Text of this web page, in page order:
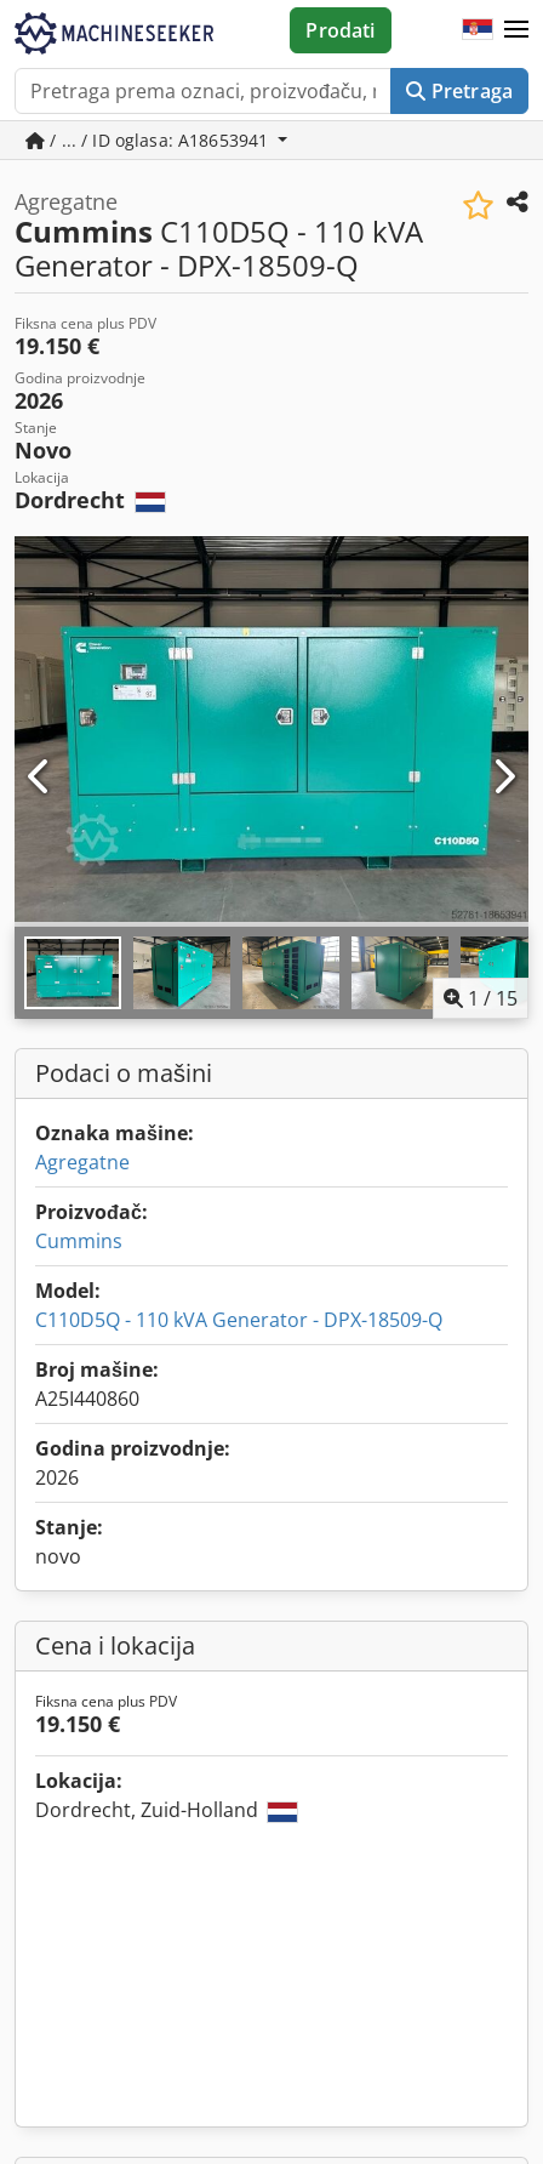
Pretraga
Prodati
/ ... / ID oglasa: A18653941
Agregatne
Cummins C110D5Q - 110 kVA
Generator - DPX-18509-Q
Fiksna cena plus PDV
19.150 €
Godina proizvodnje
2026
Stanje
Novo
Lokacija
Dordrecht
1 / 15
Podaci o mašini
Oznaka mašine:
Agregatne
Proizvođač:
Cummins
Model:
C110D5Q - 110 kVA Generator - DPX-18509-Q
Broj mašine:
A25I440860
Godina proizvodnje:
2026
Stanje:
novo
Cena i lokacija
Fiksna cena plus PDV
19.150 €
Lokacija:
Dordrecht, Zuid-Holland